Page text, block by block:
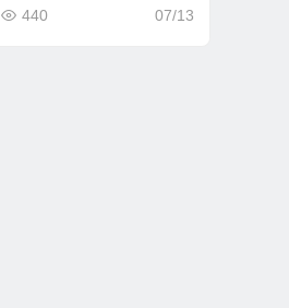
日上线
07/13
440